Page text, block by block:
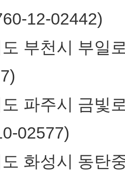
12-02442)
부천시 부일
파주시 금빛
02577)
화성시 동탄